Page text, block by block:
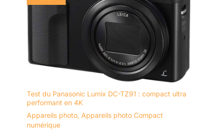
Test du Panasonic Lumix DC-TZ91 : compact ultra
performant en 4K
Appareils photo, Appareils photo Compact
numérique